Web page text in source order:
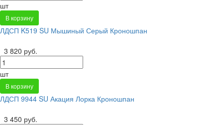
шт
В корзину
ЛДСП K519 SU Мышиный Серый Кроношпан
3 820 руб.
шт
В корзину
ЛДСП 9944 SU Акация Лорка Кроношпан
3 450 руб.